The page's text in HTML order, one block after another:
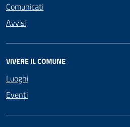
Comunicati
Avvisi
VIVERE IL COMUNE
Luoghi
Eventi